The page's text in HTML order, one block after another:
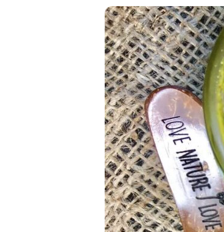
Kombuchy
Energetické nápoje
Superfood shoty
Kokosové nápoje
Ostatní nápoje